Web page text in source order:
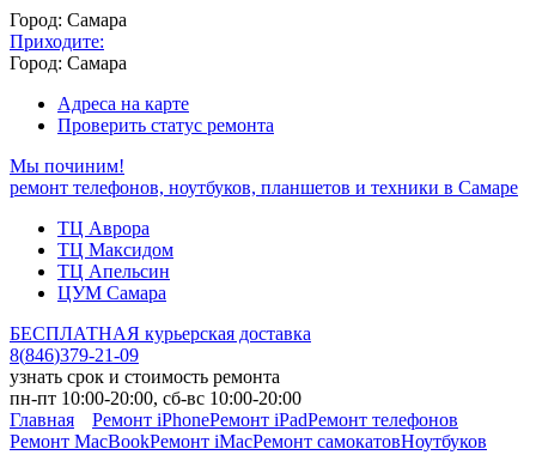
Город: Самара
Приходите:
Город: Самара
Адреса на карте
Проверить статус ремонта
Мы починим!
ремонт телефонов, ноутбуков, планшетов и техники в Самаре
ТЦ Аврора
ТЦ Максидом
ТЦ Апельсин
ЦУМ Самара
БЕСПЛАТНАЯ курьерская доставка
8(846)379-21-09
узнать срок и стоимость ремонта
пн-пт 10:00-20:00, сб-вс 10:00-20:00
Главная
Ремонт iPhoneРемонт iPadРемонт телефонов
Ремонт MacBookРемонт iMacРемонт самокатовНоутбуков